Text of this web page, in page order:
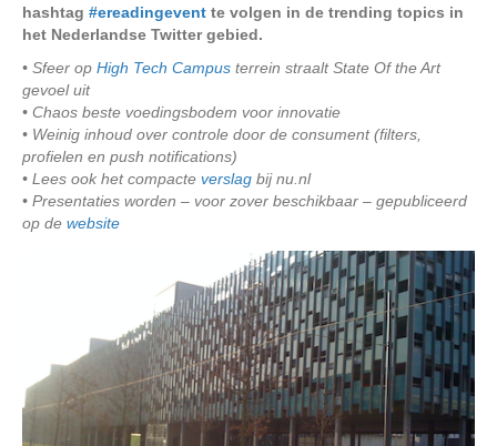
hashtag #ereadingevent te volgen in de trending topics in
het Nederlandse Twitter gebied.
• Sfeer op High Tech Campus terrein straalt State Of the Art
gevoel uit
• Chaos beste voedingsbodem voor innovatie
• Weinig inhoud over controle door de consument (filters,
profielen en push notifications)
• Lees ook het compacte verslag bij nu.nl
• Presentaties worden – voor zover beschikbaar – gepubliceerd
op de website